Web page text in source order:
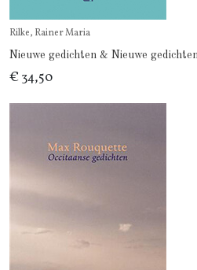
Rilke, Rainer Maria
Nieuwe gedichten & Nieuwe
€ 34,50